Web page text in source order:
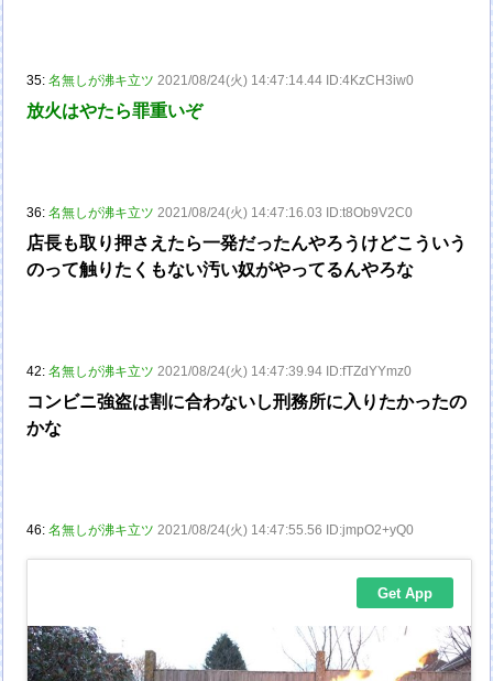
35:名無しが沸キ立ツ 2021/08/24(火) 14:47:14.44 ID:4KzCH3iw0
放火はやたら罪重いぞ
36:名無しが沸キ立ツ 2021/08/24(火) 14:47:16.03 ID:t8Ob9V2C0
店長も取り押さえたら一発だったんやろうけどこういう
のって触りたくもない汚い奴がやってるんやろな
42:名無しが沸キ立ツ 2021/08/24(火) 14:47:39.94 ID:fTZdYYmz0
コンビニ強盗は割に合わないし刑務所に入りたかったの
かな
46:名無しが沸キ立ツ 2021/08/24(火) 14:47:55.56 ID:jmpO2+yQ0